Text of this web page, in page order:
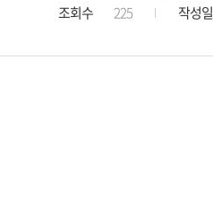
조회수
225 작성일